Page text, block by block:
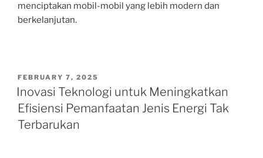
menciptakan mobil-mobil yang lebih modern dan
berkelanjutan.
POSTED
ON
FEBRUARY 7, 2025
Inovasi Teknologi untuk Meningkatkan
Efisiensi Pemanfaatan Jenis Energi Tak
Terbarukan